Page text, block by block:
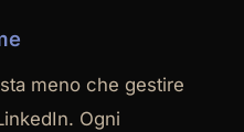
meno che gestire
Ogni